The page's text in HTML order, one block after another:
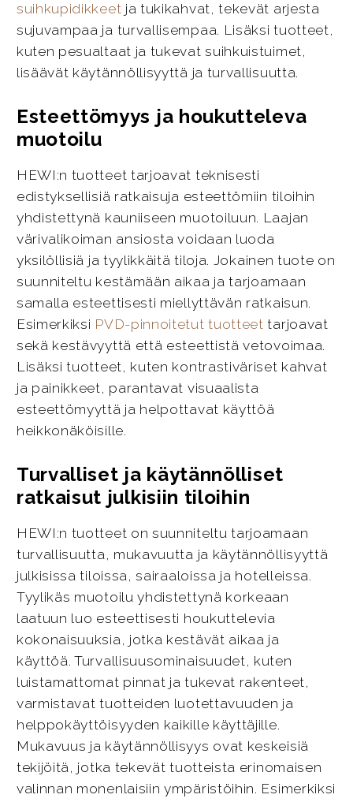
suihkupidikkeet ja tukikahvat, tekevät arjesta
sujuvampaa ja turvallisempaa. Lisäksi tuotteet,
kuten pesualtaat ja tukevat suihkuistuimet,
lisäävät käytännöllisyyttä ja turvallisuutta.
Esteettömyys ja houkutteleva
muotoilu
HEWI:n tuotteet tarjoavat teknisesti
edistyksellisiä ratkaisuja esteettömiin tiloihin
yhdistettynä kauniiseen muotoiluun. Laajan
värivalikoiman ansiosta voidaan luoda
yksilöllisiä ja tyylikkäitä tiloja. Jokainen tuote on
suunniteltu kestämään aikaa ja tarjoamaan
samalla esteettisesti miellyttävän ratkaisun.
Esimerkiksi PVD-pinnoitetut tuotteet tarjoavat
sekä kestävyyttä että esteettistä vetovoimaa.
Lisäksi tuotteet, kuten kontrastiväriset kahvat
ja painikkeet, parantavat visuaalista
esteettömyyttä ja helpottavat käyttöä
heikkonäköisille.
Turvalliset ja käytännölliset
ratkaisut julkisiin tiloihin
HEWI:n tuotteet on suunniteltu tarjoamaan
turvallisuutta, mukavuutta ja käytännöllisyyttä
julkisissa tiloissa, sairaaloissa ja hotelleissa.
Tyylikäs muotoilu yhdistettynä korkeaan
laatuun luo esteettisesti houkuttelevia
kokonaisuuksia, jotka kestävät aikaa ja
käyttöä. Turvallisuusominaisuudet, kuten
luistamattomat pinnat ja tukevat rakenteet,
varmistavat tuotteiden luotettavuuden ja
helppokäyttöisyyden kaikille käyttäjille.
Mukavuus ja käytännöllisyys ovat keskeisiä
tekijöitä, jotka tekevät tuotteista erinomaisen
valinnan monenlaisiin ympäristöihin. Esimerkiksi